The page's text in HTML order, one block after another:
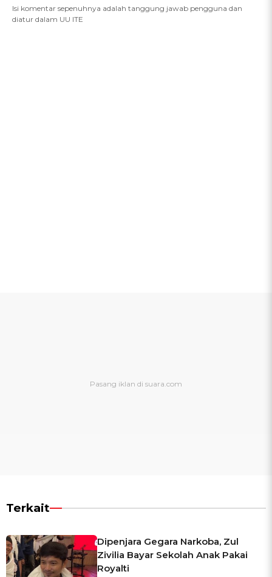
Isi komentar sepenuhnya adalah tanggung jawab pengguna dan
diatur dalam UU ITE
Terkait
Dipenjara Gegara Narkoba, Zul
Zivilia Bayar Sekolah Anak Pakai
Royalti